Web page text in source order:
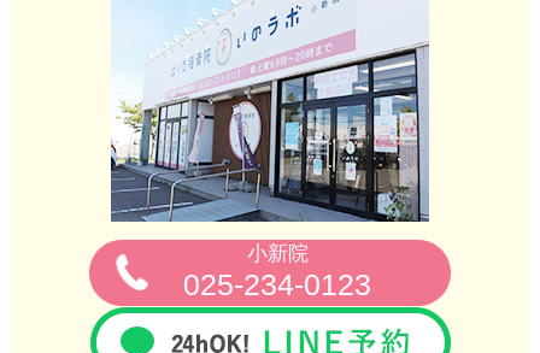
小新院
025-234-0123